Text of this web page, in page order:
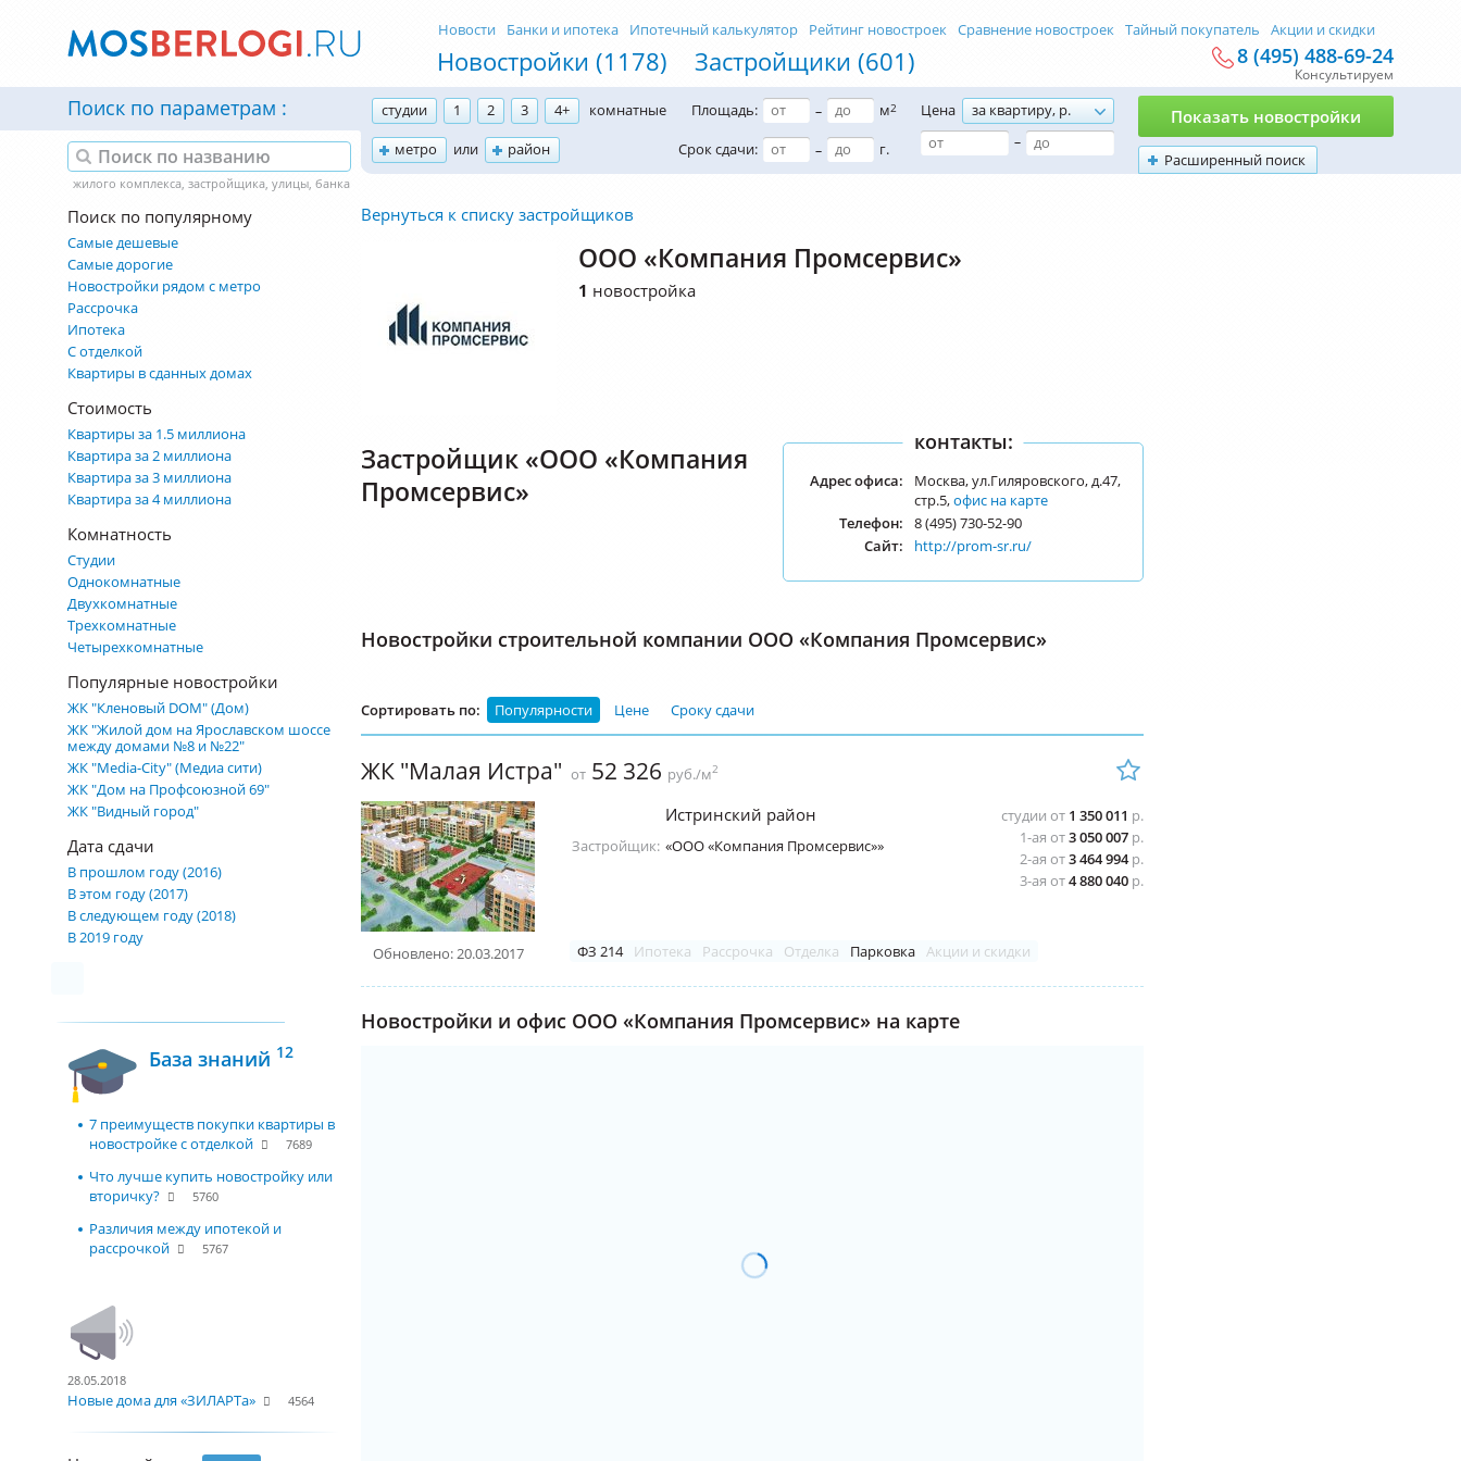
Новостройки (1178) Застройщики (601)
Новости Банки и ипотека Ипотечный калькулятор Рейтинг новостроек Сравнение новостроек Тайный покупатель Акции и скидки
8 (495) 488-69-24
Консультируем
Поиск по параметрам студии 1 2 3 4+
комнатные
метро
или район
Площадь: – м2
Срок сдачи: – г.
Цена
за квартиру, р.
–
Расширенный поиск
Показать новостройки
Поиск по популярному
Самые дешевые
Самые дорогие
Новостройки рядом с метро
Рассрочка
Ипотека
С отделкой
Квартиры в сданных домах
Стоимость
Квартиры за 1.5 миллиона
Квартира за 2 миллиона
Квартира за 3 миллиона
Квартира за 4 миллиона
Комнатность
Студии
Однокомнатные
Двухкомнатные
Трехкомнатные
Четырехкомнатные
Популярные новостройки
ЖК "Кленовый DOM" (Дом)
ЖК "Жилой дом на Ярославском шоссе
между домами №8 и №22"
ЖК "Media-City" (Медиа сити)
ЖК "Дом на Профсоюзной 69"
ЖК "Видный город"
Дата сдачи
В прошлом году (2016)
В этом году (2017)
В следующем году (2018)
В 2019 году
База знаний 12
7 преимуществ покупки квартиры в
новостройке с отделкой
7689
Что лучше купить новостройку или
вторичку?
5760
Различия между ипотекой и
рассрочкой
5767
28.05.2018
Новые дома для «ЗИЛАРТа» 4564
Вернуться к списку застройщиков
ООО «Компания Промсервис»
1 новостройка
контакты:
Адрес офиса:
Москва, ул.Гиляровского, д.47,
стр.5,офис на карте
Телефон:
8 (495) 730-52-90
Сайт:
http://prom-sr.ru/
Застройщик «ООО «Компания
Промсервис»
Новостройки строительной компании ООО «Компания Промсервис»
Сортировать по: Популярности Цене Сроку сдачи
ЖК "Малая Истра" от 52 326 руб./м2
Обновлено: 20.03.2017
студии от 1 350 011 р.
1-ая от3 050 007 р.
2-ая от3 464 994р.
3-ая от4 880 040 р.
Истринский район
Застройщик: «ООО «Компания Промсервис»»
ФЗ 214 Ипотека Рассрочка Отделка Парковка Акции и скидки
Новостройки и офис ООО «Компания Промсервис» на карте